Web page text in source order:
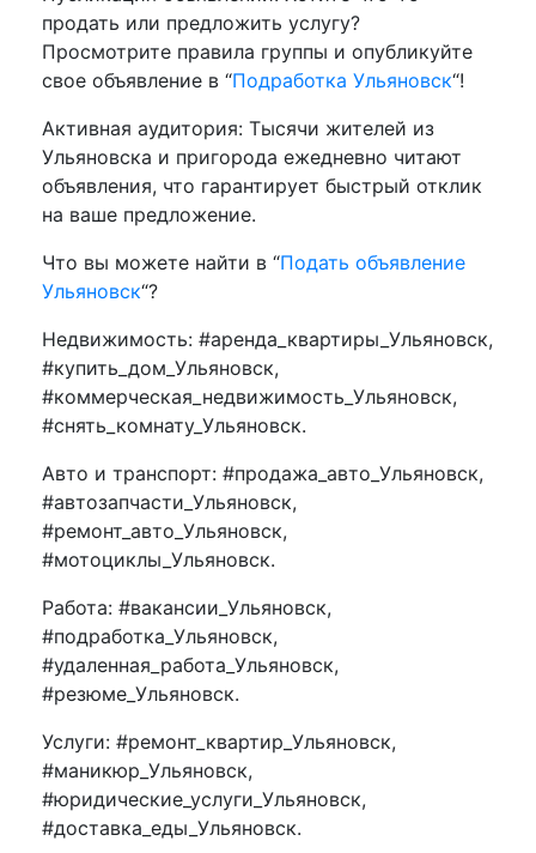
продать или предложить услугу?
Просмотрите правила группы и опубликуйте
свое объявление в “Подработка Ульяновск“!
Активная аудитория: Тысячи жителей из
Ульяновска и пригорода ежедневно читают
объявления, что гарантирует быстрый отклик
на ваше предложение.
Что вы можете найти в “Подать объявление
Ульяновск“?
Недвижимость: #аренда_квартиры_Ульяновск,
#купить_дом_Ульяновск,
#коммерческая_недвижимость_Ульяновск,
#снять_комнату_Ульяновск.
Авто и транспорт: #продажа_авто_Ульяновск,
#автозапчасти_Ульяновск,
#ремонт_авто_Ульяновск,
#мотоциклы_Ульяновск.
Работа: #вакансии_Ульяновск,
#подработка_Ульяновск,
#удаленная_работа_Ульяновск,
#резюме_Ульяновск.
Услуги: #ремонт_квартир_Ульяновск,
#маникюр_Ульяновск,
#юридические_услуги_Ульяновск,
#доставка_еды_Ульяновск.